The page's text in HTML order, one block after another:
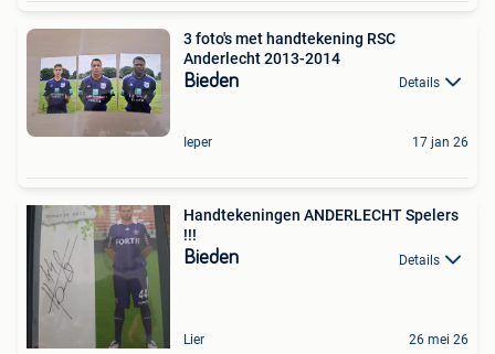
3 foto's met handtekening RSC
Anderlecht 2013-2014
Bieden Details
Ieper 17 jan 26
Handtekeningen ANDERLECHT Spelers
!!!
Bieden Details
Lier 26 mei 26